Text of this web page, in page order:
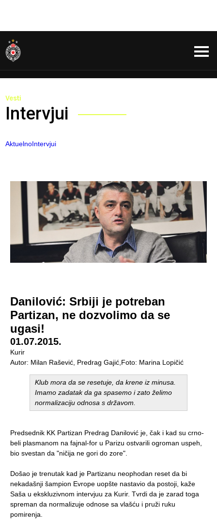
Vesti
Intervjui
AktuelnoIntervjui
Danilović: Srbiji je potreban
Partizan, ne dozvolimo da se
ugasi!
01.07.2015.
Kurir
Autor: Milan Rašević, Predrag Gajić,Foto: Marina Lopičić
Klub mora da se resetuje, da krene iz minusa.
Imamo zadatak da ga spasemo i zato želimo
normalizaciju odnosa s državom.
Predsednik KK Partizan Predrag Danilović je, čak i kad su crno-
beli plasmanom na fajnal-for u Parizu ostvarili ogroman uspeh,
bio svestan da "ničija ne gori do zore".
Došao je trenutak kad je Partizanu neophodan reset da bi
nekadašnji šampion Evrope uopšte nastavio da postoji, kaže
Saša u ekskluzivnom intervjuu za Kurir. Tvrdi da je zarad toga
spreman da normalizuje odnose sa vlašću i pruži ruku
pomirenja.